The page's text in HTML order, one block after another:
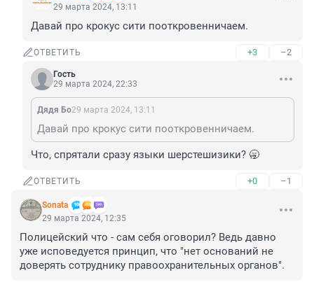
29 марта 2024, 13:11
Давай про крокус сити пооткровенничаем.
ОТВЕТИТЬ +3 –2
Гость
29 марта 2024, 22:33
Дядя Бо29 марта 2024, 13:11
Давай про крокус сити пооткровенничаем.
Что, спрятали сразу языки шерстешизики? 🥱
ОТВЕТИТЬ +0 –1
Sonata
29 марта 2024, 12:35
Полицейский что - сам себя оговорил? Ведь давно
уже исповедуется принцип, что "нет оснований не
доверять сотруднику правоохранительных органов".